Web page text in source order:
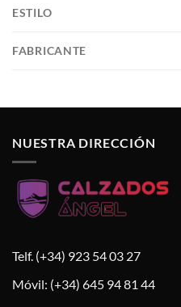
ESTILO
FABRICANTE
NUESTRA DIRECCIÓN
Telf. (+34) 923 54 03 27
Móvil: (+34) 645 94 81 44